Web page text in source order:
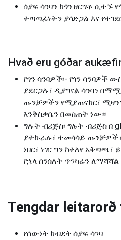
ሰያፍ ሳንባን ከጎን ዘርግቶ ሲተኙ
ተጣጣፊነትን ያሳድጋል እና
Hvað eru góðar
የጎን ሳንባዎች፡- የጎን
ያደርጋሉ፣ ዲያግናል ሳንባን
ጡንቻዎችን የሚያጠናክር፣
እንቅስቃሴን በመስጠት ነው።
ግሉት ብሪጅስ፡ ግሉት ብሪጅስ በ
ያተኩራሉ፣ ተመሳሳይ ጡንቻዎች
ነበር፣ ነገር ግን ከተለየ አቅጣጫ፣
የኋላ ሰንሰለት ጥንካሬን ለማሻሻል
Tengdar
የሰውነት ክብደት ሰያፍ ሳንባ